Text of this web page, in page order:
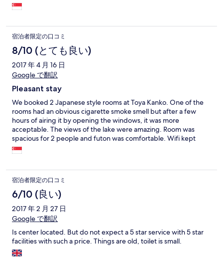
宿泊者限定の口コミ
8/10 (とても良い)
2017 年 4 月 16 日
Google で翻訳
Pleasant stay
We booked 2 Japanese style rooms at Toya Kanko. One of the
rooms had an obvious cigarette smoke smell but after a few
hours of airing it by opening the windows, it was more
acceptable. The views of the lake were amazing. Room was
spacious for 2 people and futon was comfortable. Wifi kept
dropping off every now and then. The onsen was really nice,
though a bit dated. Staff spoke English and Mandarin. Overall, it
宿泊者限定の口コミ
6/10 (良い)
2017 年 2 月 27 日
Google で翻訳
Is center located. But do not expect a 5 star service with 5 star
facilities with such a price. Things are old, toilet is small.